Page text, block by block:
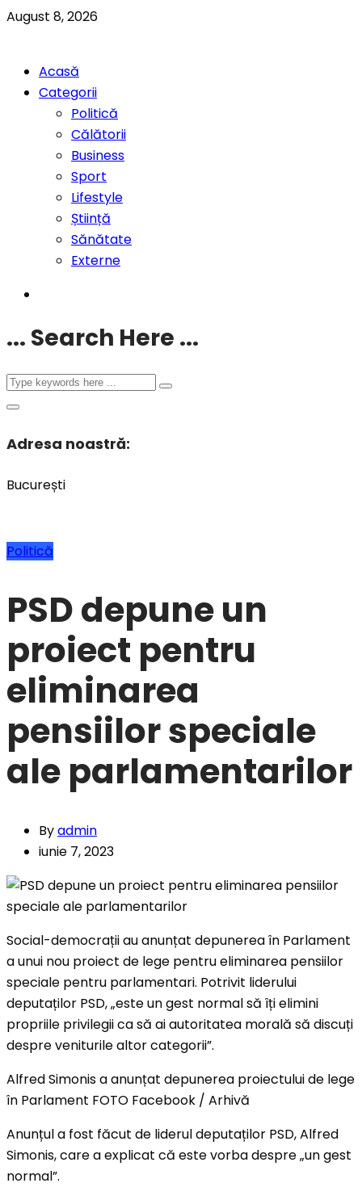
August 8, 2026
Acasă
Categorii
Politică
Călătorii
Business
Sport
Lifestyle
Știință
Sănătate
Externe
... Search Here ...
Adresa noastră:
București
Politică
PSD depune un
proiect pentru
eliminarea
pensiilor speciale
ale parlamentarilor
Byadmin
iunie 7, 2023
Social-democrații au anunțat depunerea în Parlament
a unui nou proiect de lege pentru eliminarea pensiilor
speciale pentru parlamentari. Potrivit liderului
deputaților PSD, „este un gest normal să îți elimini
propriile privilegii ca să ai autoritatea morală să discuți
despre veniturile altor categorii”.
Alfred Simonis a anunțat depunerea proiectului de lege
în Parlament FOTO Facebook / Arhivă
Anunțul a fost făcut de liderul deputaților PSD, Alfred
Simonis, care a explicat că este vorba despre „un gest
normal”.